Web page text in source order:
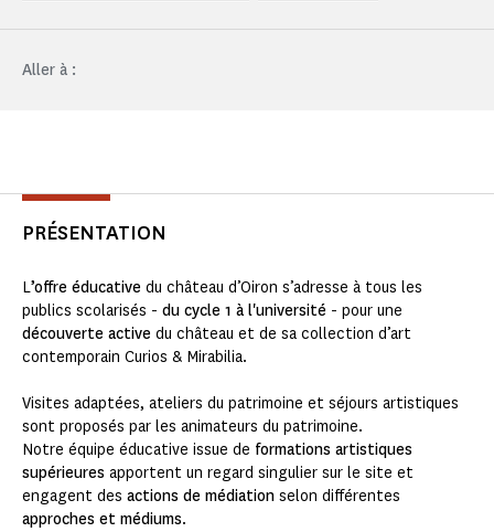
Aller à :
PRÉSENTATION
L’offre éducative du château d’Oiron s’adresse à tous les
publics scolarisés - du cycle 1 à l'université - pour une
découverte active du château et de sa collection d’art
contemporain Curios & Mirabilia.
Visites adaptées, ateliers du patrimoine et séjours artistiques
sont proposés par les animateurs du patrimoine.
Notre équipe éducative issue de formations artistiques
supérieures apportent un regard singulier sur le site et
engagent des actions de médiation selon différentes
approches et médiums.